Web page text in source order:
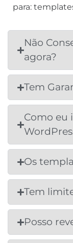
para:
Não
agora?
Tem
Como eu
Os
Tem
Posso